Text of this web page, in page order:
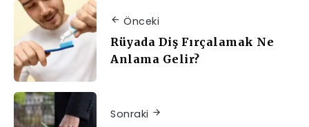
Önceki
Rüyada Diş Fırçalamak Ne
Anlama Gelir?
Sonraki